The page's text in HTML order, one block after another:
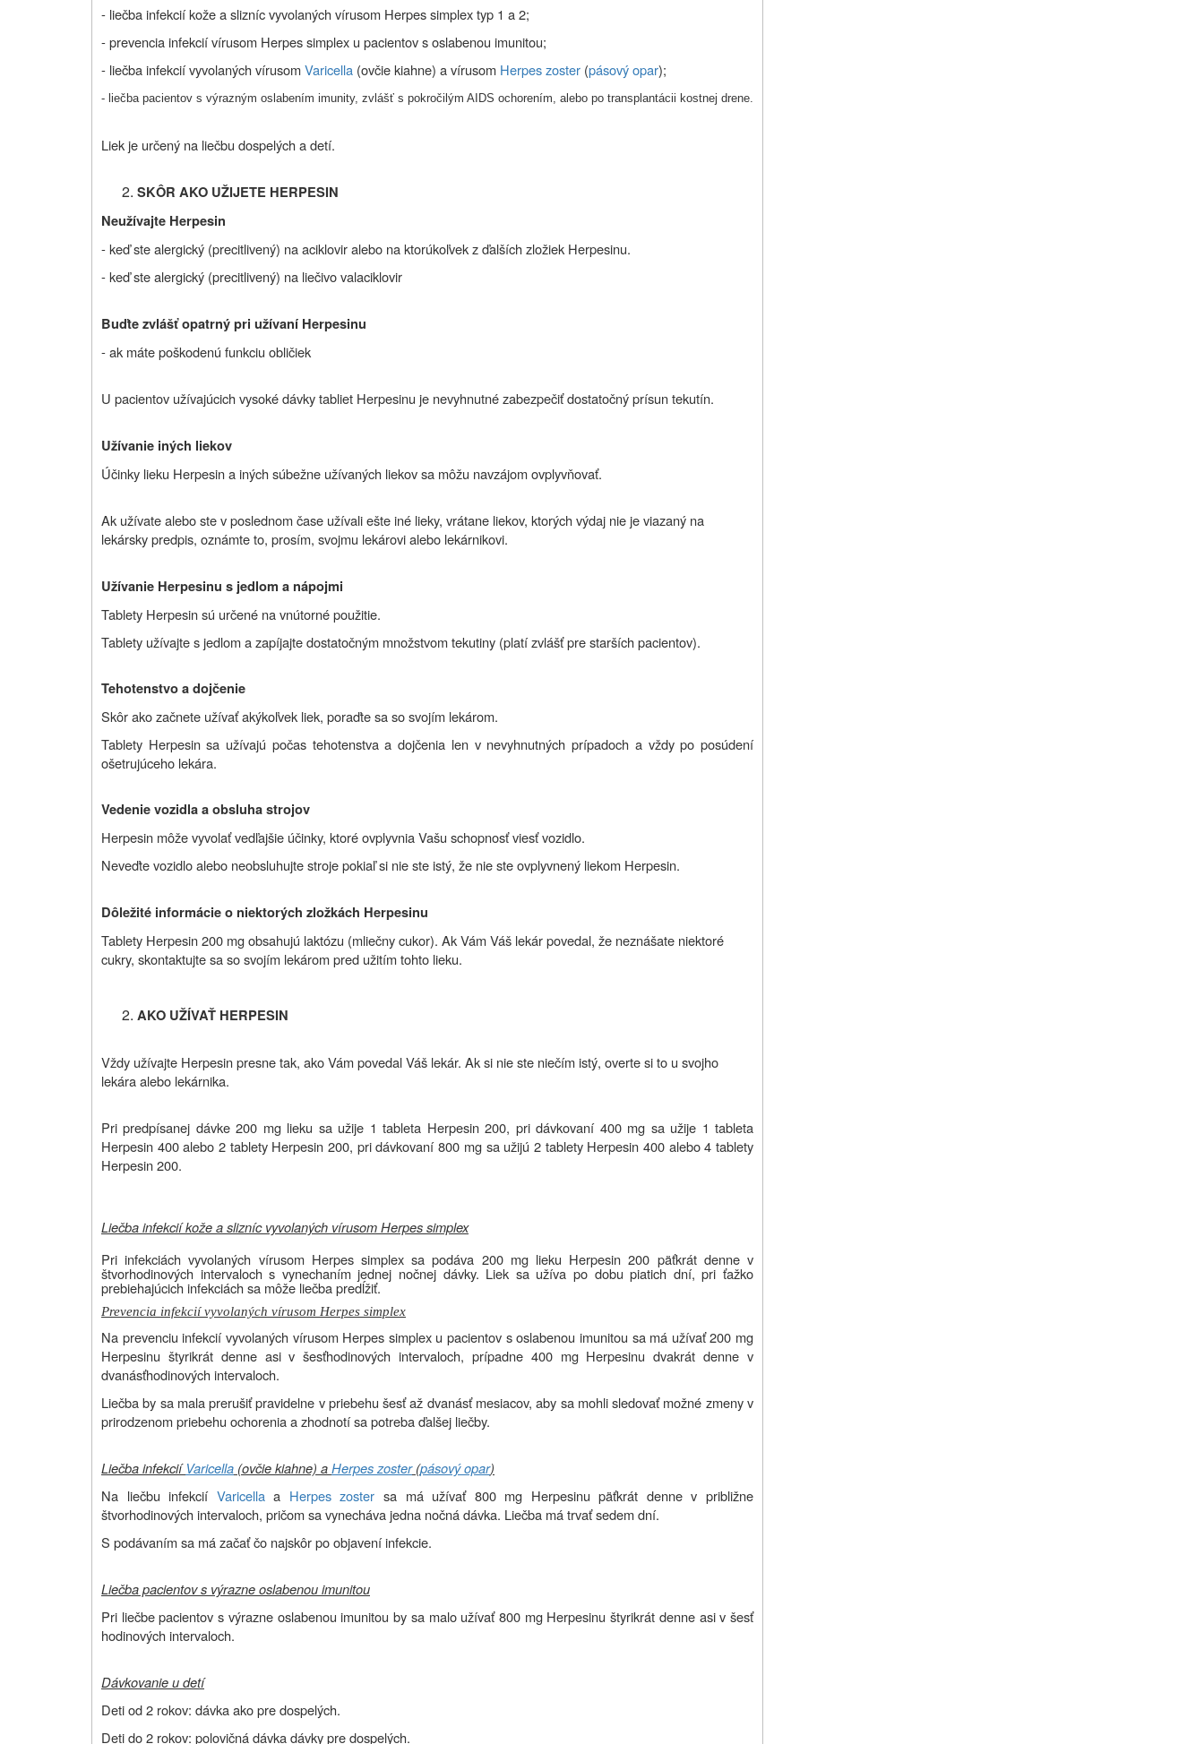
- liečba infekcií kože a slizníc vyvolaných vírusom Herpes simplex typ 1 a 2;
- prevencia infekcií vírusom Herpes simplex u pacientov s oslabenou imunitou;
- liečba infekcií vyvolaných vírusomVaricella (ovčie kiahne) a vírusom Herpes zoster (pásový opar);
- liečba pacientov s výrazným oslabením imunity, zvlášť s pokročilým AIDS ochorením, alebo po transplantácii kostnej drene.
Liek je určený na liečbu dospelých a detí.
SKÔR AKO UŽIJETE HERPESIN
Neužívajte Herpesin
- keď ste alergický (precitlivený) na aciklovir alebo na ktorúkoľvek z ďalších zložiek Herpesinu.
-keď ste alergický (precitlivený) na liečivo valaciklovir
Buďte zvlášť opatrný pri užívaní Herpesinu
- ak máte poškodenú funkciu obličiek
U pacientov užívajúcich vysoké dávky tabliet Herpesinu je nevyhnutné zabezpečiť dostatočný prísun tekutín.
Užívanie iných liekov
Účinky lieku Herpesin a iných súbežne užívaných liekov sa môžu navzájom ovplyvňovať.
Ak užívate alebo ste v poslednom čase užívali ešte iné lieky, vrátane liekov, ktorých výdaj nie je viazaný na
lekársky predpis, oznámte to, prosím, svojmu lekárovi alebo lekárnikovi.
Užívanie Herpesinu s jedlom a nápojmi
Tablety Herpesin sú určené na vnútorné použitie.
Tablety užívajte s jedlom a zapíjajte dostatočným množstvom tekutiny (platí zvlášť pre starších pacientov).
Tehotenstvo a dojčenie
Skôr ako začnete užívať akýkoľvek liek, poraďte sa so svojím lekárom.
Tablety Herpesin sa užívajú počas tehotenstva a dojčenia len v nevyhnutných prípadoch a vždy po posúdení
ošetrujúceho lekára.
Vedenie vozidla a obsluha strojov
Herpesin môže vyvolať vedľajšie účinky, ktoré ovplyvnia Vašu schopnosť viesť vozidlo.
Neveďte vozidlo alebo neobsluhujte stroje pokiaľ si nie ste istý, že nie ste ovplyvnený liekom Herpesin.
Dôležité informácie o niektorých zložkách Herpesinu
Tablety Herpesin 200 mg obsahujú laktózu (mliečny cukor). Ak Vám Váš lekár povedal, že neznášate niektoré
cukry, skontaktujte sa so svojím lekárom pred užitím tohto lieku.
AKO UŽÍVAŤ HERPESIN
Vždy užívajte Herpesin presne tak, ako Vám povedal Váš lekár. Ak si nie ste niečím istý, overte si to u svojho
lekára alebo lekárnika.
Pri predpísanej dávke 200 mg lieku sa užije 1 tableta Herpesin 200, pri dávkovaní 400 mg sa užije 1 tableta
Herpesin 400 alebo 2 tablety Herpesin 200, pri dávkovaní 800 mg sa užijú 2 tablety Herpesin 400 alebo 4 tablety
Herpesin 200.
Liečba infekcií kože a slizníc vyvolaných vírusom Herpes simplex
Pri infekciách vyvolaných vírusom Herpes simplex sa podáva 200 mg lieku Herpesin 200 päťkrát denne v
štvorhodinových intervaloch s vynechaním jednej nočnej dávky. Liek sa užíva po dobu piatich dní, pri ťažko
prebiehajúcich infekciách sa môže liečba predĺžiť.
Prevencia infekcií vyvolaných vírusom Herpes simplex
Na prevenciu infekcií vyvolaných vírusom Herpes simplex u pacientov s oslabenou imunitou sa má užívať 200 mg
Herpesinu štyrikrát denne asi v šesťhodinových intervaloch, prípadne 400 mg Herpesinu dvakrát denne v
dvanásťhodinových intervaloch.
Liečba by sa mala prerušiť pravidelne v priebehu šesť až dvanásť mesiacov, aby sa mohli sledovať možné zmeny v
prirodzenom priebehu ochorenia a zhodnotí sa potreba ďalšej liečby.
Liečba infekciíVaricella (ovčie kiahne) aHerpes zoster(pásový opar)
Na liečbu infekcií Varicellaa Herpes zoster sa má užívať 800 mg Herpesinu päťkrát denne v približne
štvorhodinových intervaloch, pričom sa vynecháva jedna nočná dávka. Liečba má trvať sedem dní.
S podávaním sa má začať čo najskôr po objavení infekcie.
Liečba pacientov s výrazne oslabenou imunitou
Pri liečbe pacientov s výrazne oslabenou imunitou by sa malo užívať 800 mg Herpesinu štyrikrát denne asi v šesť
hodinových intervaloch.
Dávkovanie u detí
Deti od 2 rokov: dávka ako pre dospelých.
Deti do 2 rokov: polovičná dávka dávky pre dospelých.